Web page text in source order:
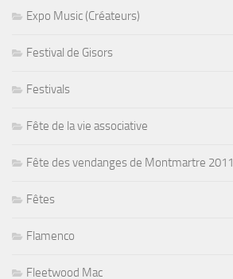
Expo Music (Créateurs)
Festival de Gisors
Festivals
Fête de la vie associative
Fête des vendanges de Montmartre 2011
Fêtes
Flamenco
Fleetwood Mac